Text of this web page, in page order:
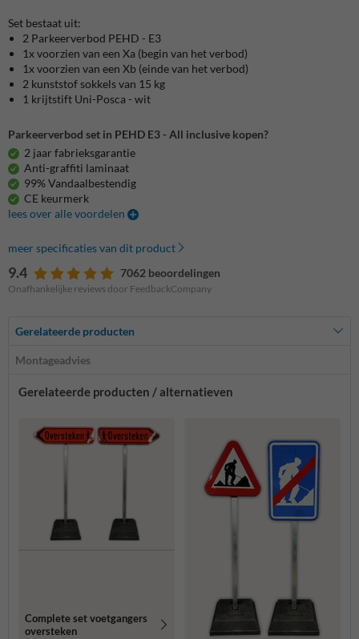
Set bestaat uit:
2 Parkeerverbod PEHD - E3
1x voorzien van een Xa (begin van het verbod)
1x voorzien van een Xb (einde van het verbod)
2 kunststof sokkels van 15 kg
1 krijtstift Uni-Posca - wit
Parkeerverbod set in PEHD E3 - All inclusive kopen?
2 jaar fabrieksgarantie
Anti-graffiti laminaat
99% Vandaalbestendig
CE keurmerk
lees over alle voordelen
meer specificaties van dit product
9.4 7062 beoordelingen
Onafhankelijke reviews door FeedbackCompany
Gerelateerde producten
Montageadvies
Gerelateerde producten / alternatieven
Complete set voetgangers
oversteken